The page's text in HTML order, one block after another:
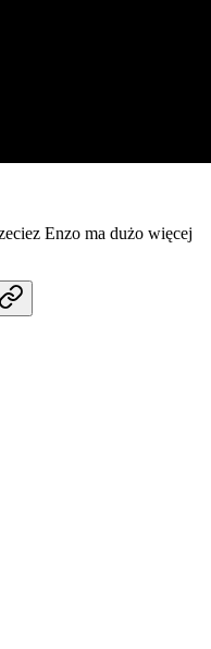
Enzo ma dużo więcej